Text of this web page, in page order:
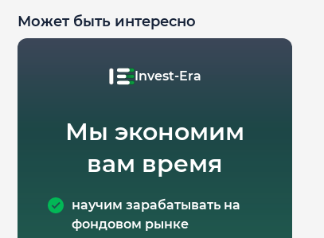
Может быть интересно
Invest-Era
Мы экономим
вам время
научим зарабатывать на
фондовом рынке